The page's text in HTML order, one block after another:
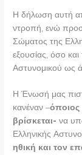
Η δήλωση αυτή
ντροπή, ενώ
Σώματος της
εξουσίας, όσο
Αστυνομικού ως
Η Ένωσή μας
κανέναν –όποιος
βρίσκεται- να
Ελληνικής
ηθική και τον